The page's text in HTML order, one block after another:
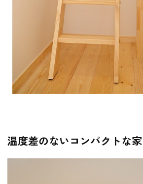
温度差のないコンパクトな家